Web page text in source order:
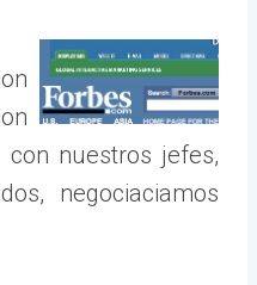
con nuestros jefes,
negociaciamos